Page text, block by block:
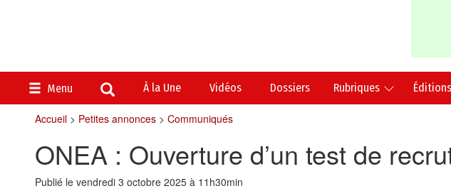
Menu À la Une Vidéos Dossiers Rubriques
Accueil> Petites annonces> Communiqués
ONEA : Ouverture d’un test de
Publié le vendredi 3 octobre 2025 à 11h30min